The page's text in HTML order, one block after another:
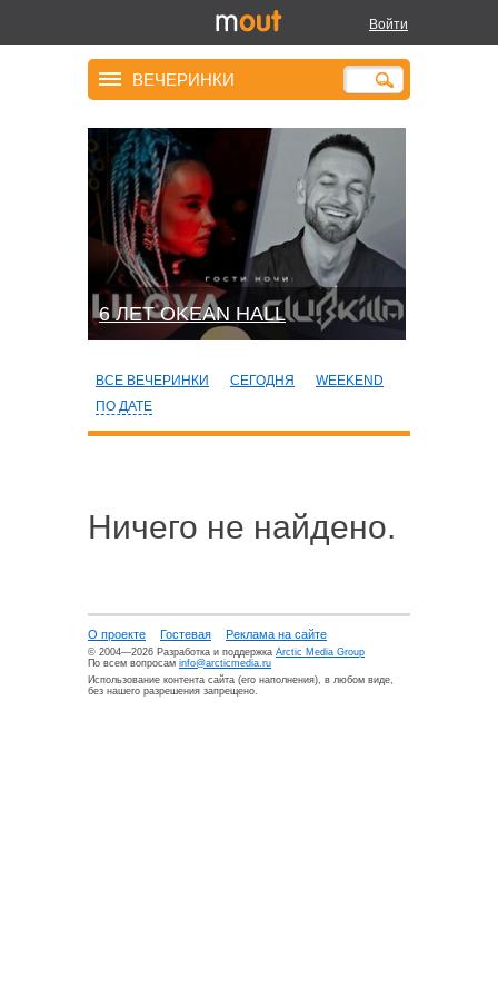
Войти
ВЕЧЕРИНКИ
6 ЛЕТ OKEAN HALL
ВСЕ ВЕЧЕРИНКИ СЕГОДНЯ
WEEKEND
ПО ДАТЕ
Ничего не найдено.
О проекте Гостевая Реклама на сайте
© 2004—2026 Разработка и поддержка Arctic Media Group
По всем вопросам info@arcticmedia.ru
Использование контента сайта (его наполнения), в любом виде,
без нашего разрешения запрещено.